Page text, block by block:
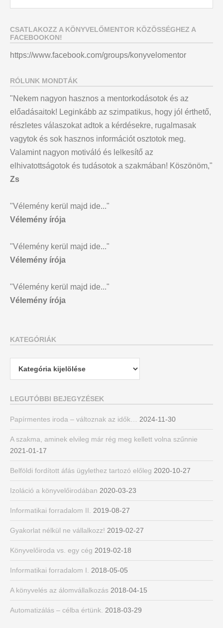
CSATLAKOZZ A KÖNYVELŐMENTOR KÖZÖSSÉGHEZ A
FACEBOOKON!
https://www.facebook.com/groups/konyvelomentor
RÓLUNK MONDTÁK
"Nekem nagyon hasznos a mentorkodásotok és az
előadásaitok! Leginkább az szimpatikus, hogy jól érthető,
részletes válaszokat adtok a kérdésekre, rugalmasak
vagytok és sok hasznos információt osztotok meg.
Valamint nagyon motiváló és lelkesítő az
elhivatottságotok és tudásotok a szakmában! Köszönöm,"
Zs
"Vélemény kerül majd ide..."
Vélemény írója
"Vélemény kerül majd ide..."
Vélemény írója
"Vélemény kerül majd ide..."
Vélemény írója
KATEGÓRIÁK
Kategóriák
LEGUTÓBBI BEJEGYZÉSEK
Papírmentes iroda – változnak az idők… 2024-11-30
A szakma, aminek elvileg már rég meg kellett volna szűnnie
2021-01-17
Belföldi fordított áfás ügylethez tartozó előleg 2020-10-27
Izoláció a könyvelőirodában 2020-03-23
Informatikai forradalom II. 2019-08-27
Gyakorlat nélkül ne vállalkozz! 2019-02-27
Könyvelőiroda vs. egy cég 2019-02-18
Informatikai forradalom I. 2018-05-05
A könyvelés az álomvállalkozás 2018-04-15
Automatizálás – célba értünk. 2018-03-29